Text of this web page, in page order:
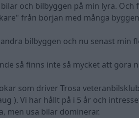
och bilbyggen på min lyra.
från början med många
bilbyggen och nu senast min
så finns inte så mycket att göra
som driver Trosa
). Vi har hållt på i 5 år och
men usa bilar dominerar.